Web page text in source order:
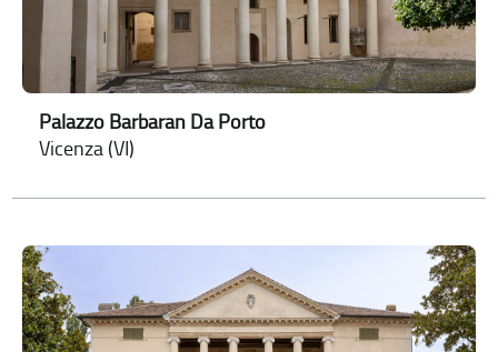
Palazzo Barbaran Da Porto
Vicenza (VI)